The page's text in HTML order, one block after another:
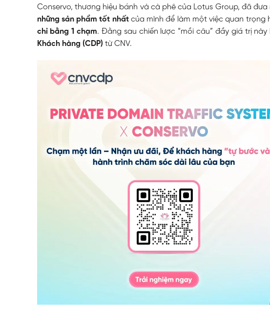
Conservo, thương hiệu bánh và cà phê của Lotus Group, đã
những sản phẩm tốt nhấtcủa mình để làm một việc quan trọng
chỉ bằng 1 chạm. Đằng sau chiến lược “mồi câu” đầy giá trị
Khách hàng (CDP) từ CNV.